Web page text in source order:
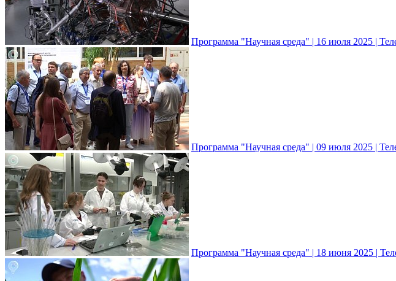
Программа "Научная среда" | 16 июля 2025 |
Программа "Научная среда" | 09 июля 2025 |
Программа "Научная среда" | 18 июня 2025 |